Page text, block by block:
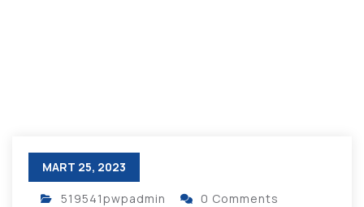
MART 25, 2023
519541pwpadmin 0 Comments